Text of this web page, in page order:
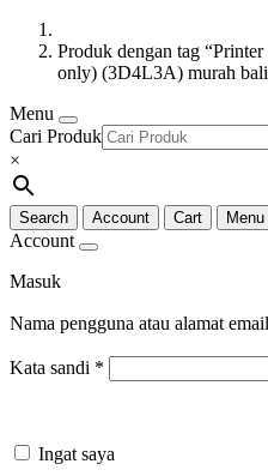
Produk dengan tag
only) (3D4L3A) murah
Menu
Cari Produk
×
Search Account Cart Menu
Account
Masuk
Nama pengguna atau alamat email
Kata sandi *
Ingat saya